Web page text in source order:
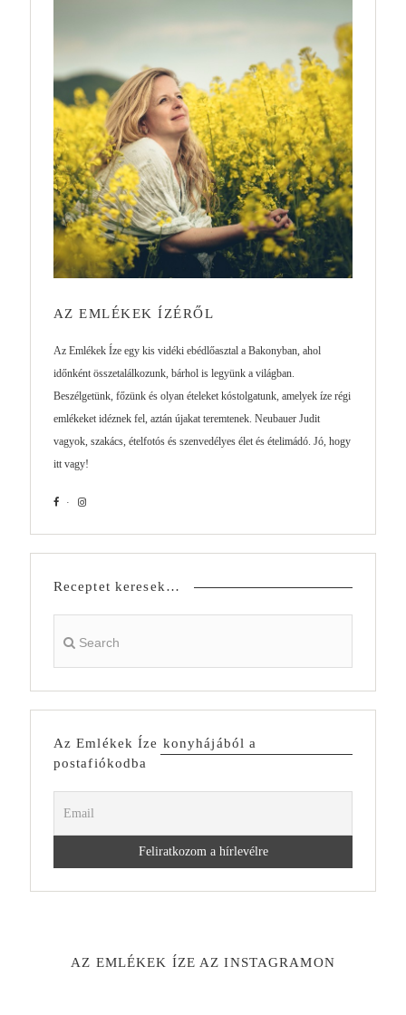
AZ EMLÉKEK ÍZÉRŐL
Az Emlékek Íze egy kis vidéki ebédlőasztal a Bakonyban, ahol
időnként összetalálkozunk, bárhol is legyünk a világban.
Beszélgetünk, főzünk és olyan ételeket kóstolgatunk, amelyek íze régi
emlékeket idéznek fel, aztán újakat teremtenek. Neubauer Judit
vagyok, szakács, ételfotós és szenvedélyes élet és ételimádó. Jó, hogy
itt vagy!
Receptet keresek…
Az Emlékek Íze konyhájából a
postafiókodba
AZ EMLÉKEK ÍZE AZ INSTAGRAMON